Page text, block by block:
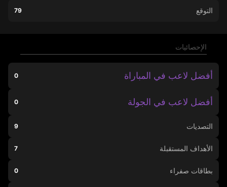
التوقع 79
الإحصائيات
أفضل لاعب في المباراة 0
أفضل لاعب في الجولة 0
التصديات 9
الأهداف المستقبلة 7
بطاقات صفراء 0